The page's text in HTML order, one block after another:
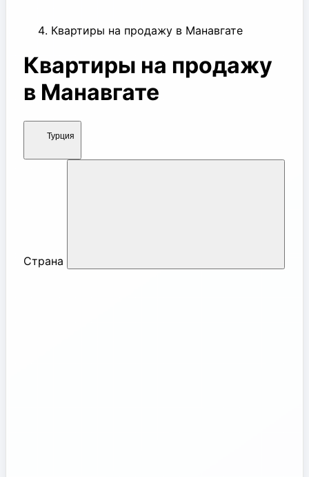
Квартиры на продажу в Манавгате
Квартиры на продажу
в Манавгате
Турция
Страна